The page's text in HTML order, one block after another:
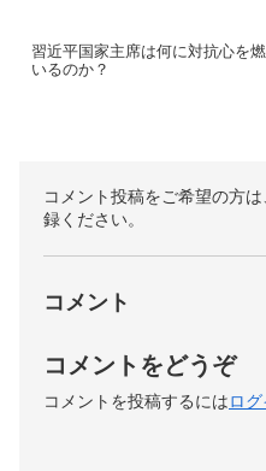
習近平国家主席は何に対抗心を
いるのか？
コメント投稿をご希望の方は
録ください。
コメント
コメントをどうぞ
コメントを投稿するにはロ